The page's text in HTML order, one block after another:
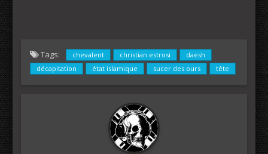
Tags: chevalent christian estrosi
daesh
décapitation
état islamique sucer des ours tête